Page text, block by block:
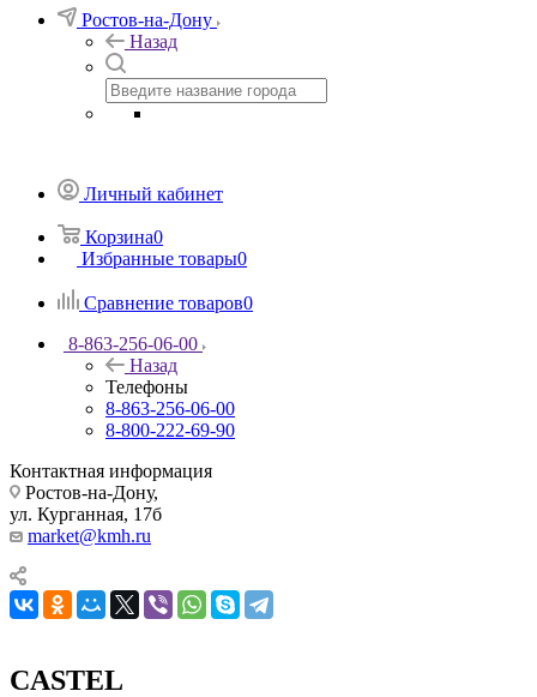
Ростов-на-Дону
Назад
Личный кабинет
Корзина0
Избранные товары0
Сравнение товаров0
8-863-256-06-00
Назад
Телефоны
8-863-256-06-00
8-800-222-69-90
Контактная информация
Ростов-на-Дону,
ул. Курганная, 17б
market@kmh.ru
CASTEL